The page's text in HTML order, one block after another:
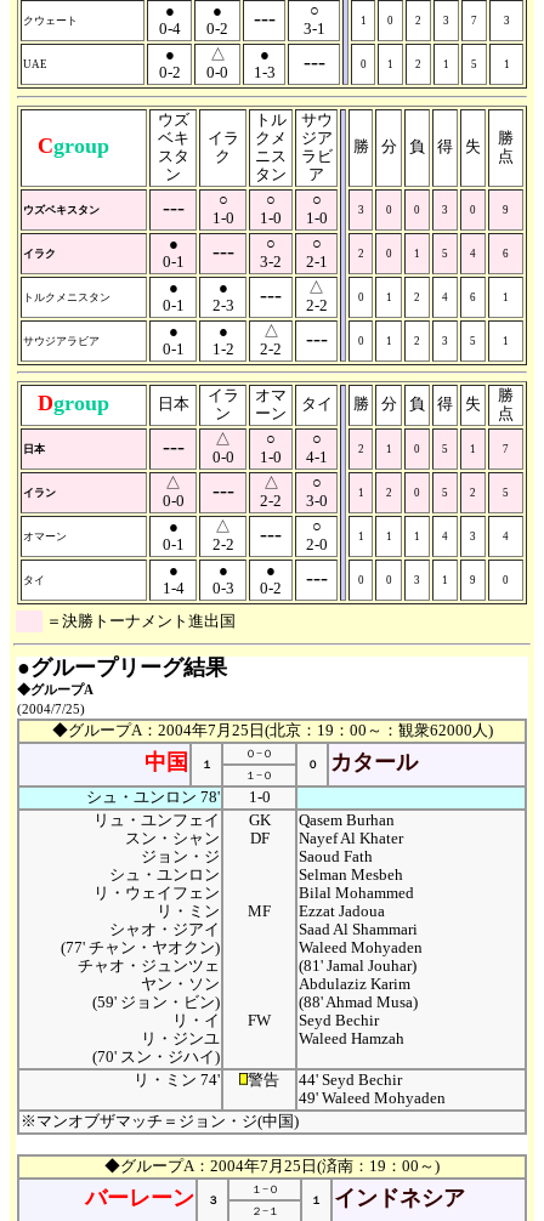
クウェート
●
0-4
●
0-2
---
○
3-1
1 0 2 3 7 3
UAE
●
0-2
△
0-0
●
1-3
--- 0 1 2 1 5 1
Cgroup
ウズ
ベキ
スタ
ン
イラ
ク
トル
クメ
ニス
タン
サウ
ジア
ラビ
ア
勝 分 負 得 失
勝
点
ウズベキスタン ---
○
1-0
○
1-0
○
1-0
3 0 0 3 0 9
イラク
●
0-1
---
○
3-2
○
2-1
2 0 1 5 4 6
トルクメニスタン
●
0-1
●
2-3
---
△
2-2
0 1 2 4 6 1
サウジアラビア
●
0-1
●
1-2
△
2-2
--- 0 1 2 3 5 1
Dgroup 日本
イラ
ン
オマ
ーン
タイ 勝 分 負 得 失
勝
点
日本 ---
△
0-0
○
1-0
○
4-1
2 1 0 5 1 7
イラン
△
0-0
---
△
2-2
○
3-0
1 2 0 5 2 5
オマーン
●
0-1
△
2-2
---
○
2-0
1 1 1 4 3 4
タイ
●
1-4
●
0-3
●
0-2
--- 0 0 3 1 9 0
＝決勝トーナメント進出国
●グループリーグ結果
◆グループA
(2004/7/25)
◆グループA：2004年7月25日(北京：19：00～：観衆62000人)
中国 １
０−０
０
カタール
１−０
シュ・ユンロン 78'
1-0
リュ・ユンフェイ
スン・シャン
ジョン・ジ
シュ・ユンロン
リ・ウェイフェン
リ・ミン
シャオ・ジアイ
(77' チャン・ヤオクン)
チャオ・ジュンツェ
ヤン・ソン
(59' ジョン・ビン)
リ・イ
リ・ジンユ
(70' スン・ジハイ)
GK
DF
MF
FW
Qasem Burhan
Nayef Al Khater
Saoud Fath
Selman Mesbeh
Bilal Mohammed
Ezzat Jadoua
Saad Al Shammari
Waleed Mohyaden
(81' Jamal Jouhar)
Abdulaziz Karim
(88' Ahmad Musa)
Seyd Bechir
Waleed Hamzah
リ・ミン 74' 警告
44' Seyd Bechir
49' Waleed Mohyaden
※マンオブザマッチ＝ジョン・ジ(中国)
◆グループA：2004年7月25日(済南：19：00～)
バーレーン ３
１−０
１
インドネシア
２−１